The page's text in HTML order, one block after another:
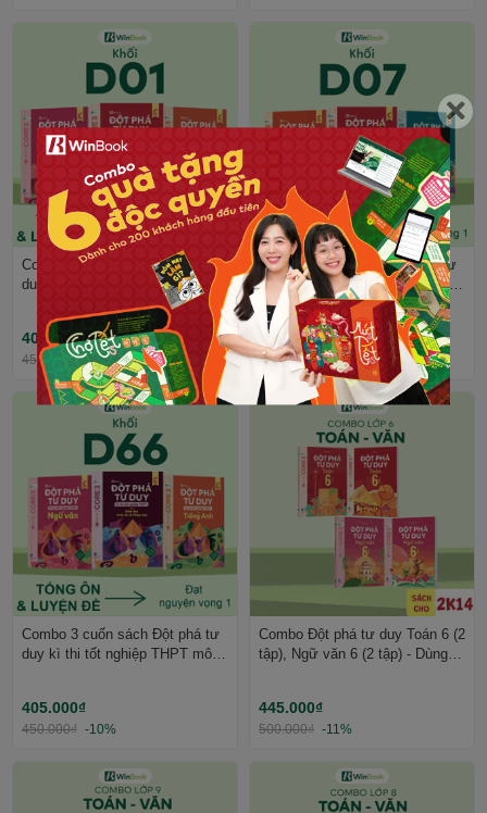
Combo 3 cuốn sách Đột phá tư
duy kì thi tốt nghiệp THPT môn
Toán, Văn, Anh - Ôn thi khối
D01 cấp tốc | WinBook
405.000₫
450.000₫ -10%
Combo 3 cuốn sách Đột phá tư
duy kì thi tốt nghiệp THPT môn
Toán, Hoá, Anh - Ôn thi khối
D07 cấp tốc | WinBook
405.000₫
450.000₫ -10%
Combo 3 cuốn sách Đột phá tư
duy kì thi tốt nghiệp THPT môn
405.000₫
450.000₫ -10%
Combo Đột phá tư duy Toán 6 (2
tập), Ngữ văn 6 (2 tập) - Dùng
445.000₫
500.000₫ -11%